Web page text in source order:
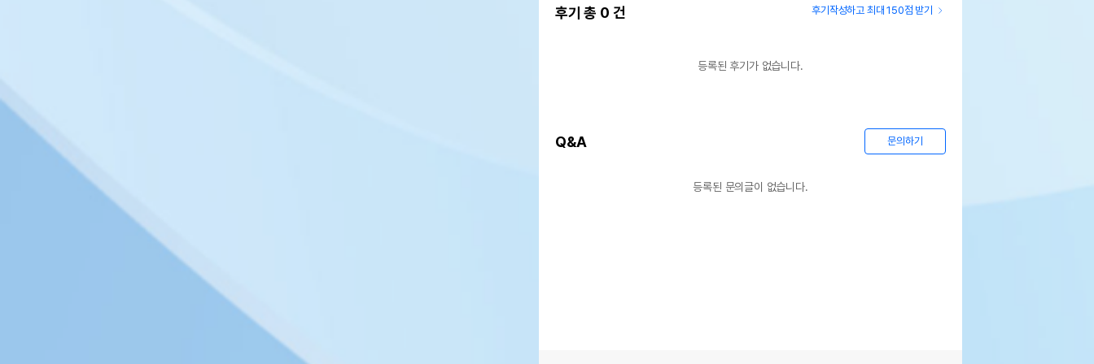
후기 총 0 건 후기작성하고 최대 150점 받기
등록된 후기가 없습니다.
Q&A 문의하기
등록된 문의글이 없습니다.